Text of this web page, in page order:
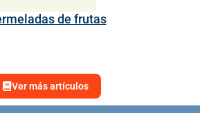
de frutas
Ver más artículos